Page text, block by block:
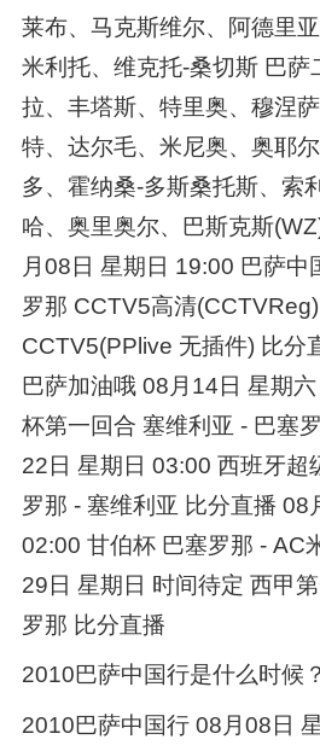
莱布、马克斯维尔、阿德里
米利托、维克托-桑切斯 巴萨
拉、丰塔斯、特里奥、穆涅
特、达尔毛、米尼奥、奥耶
多、霍纳桑-多斯桑托斯、索
哈、奥里奥尔、巴斯克斯
月08日 星期日 19:00 巴萨中
罗那 CCTV5高清
CCTV5(PPlive 无插件) 比分
巴萨加油哦 08月14日 星期
杯第一回合 塞维利亚 - 巴塞
22日 星期日 03:00 西班牙超
罗那 - 塞维利亚 比分直播 08
02:00 甘伯杯 巴塞罗那 - AC
29日 星期日 时间待定 西甲
罗那 比分直播
2010巴萨中国行是什么时候？
2010巴萨中国行 08月08日